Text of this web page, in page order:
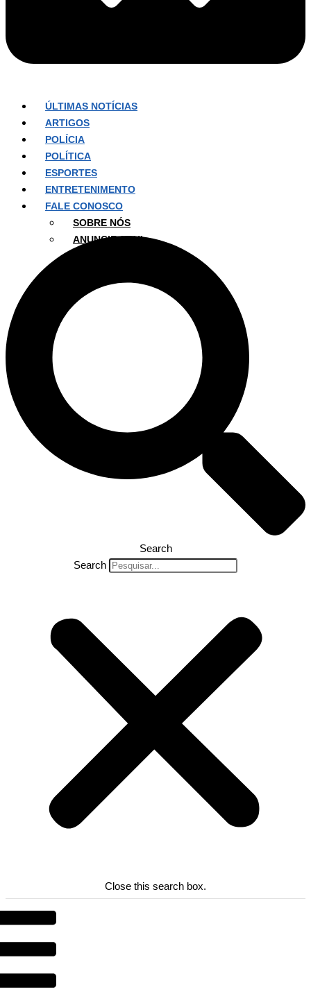
ÚLTIMAS NOTÍCIAS
ARTIGOS
POLÍCIA
POLÍTICA
ESPORTES
ENTRETENIMENTO
FALE CONOSCO
SOBRE NÓS
ANUNCIE AQUI
Search
Search
Close this search box.